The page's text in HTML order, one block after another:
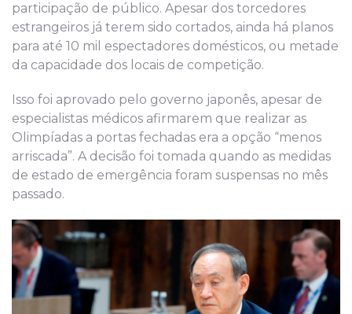
participação de público. Apesar dos torcedores
estrangeiros já terem sido cortados, ainda há planos
para até 10 mil espectadores domésticos, ou metade
da capacidade dos locais de competição.
Isso foi aprovado pelo governo japonês, apesar de
especialistas médicos afirmarem que realizar as
Olimpíadas a portas fechadas era a opção “menos
arriscada”. A decisão foi tomada quando as medidas
de estado de emergência foram suspensas no mês
passado.